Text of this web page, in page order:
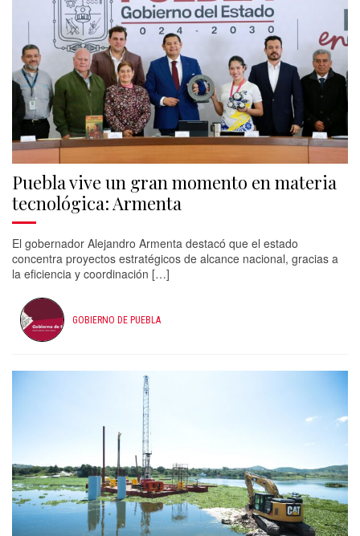
Puebla vive un gran momento en materia
tecnológica: Armenta
El gobernador Alejandro Armenta destacó que el estado
concentra proyectos estratégicos de alcance nacional, gracias a
la eficiencia y coordinación […]
GOBIERNO DE PUEBLA